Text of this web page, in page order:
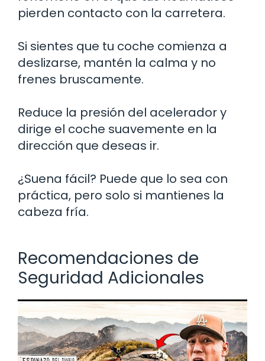
pierden contacto con la carretera.
Si sientes que tu coche comienza a
deslizarse, mantén la calma y no
frenes bruscamente.
Reduce la presión del acelerador y
dirige el coche suavemente en la
dirección que deseas ir.
¿Suena fácil? Puede que lo sea con
práctica, pero solo si mantienes la
cabeza fría.
Recomendaciones de
Seguridad Adicionales